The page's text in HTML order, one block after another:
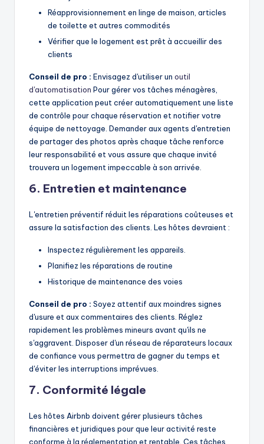
Réapprovisionnement en linge de maison, articles
de toilette et autres commodités
Vérifier que le logement est prêt à accueillir des
clients
Conseil de pro : Envisagez d'utiliser un outil
d'automatisation Pour gérer vos tâches ménagères,
cette application peut créer automatiquement une liste
de contrôle pour chaque réservation et notifier votre
équipe de nettoyage. Demander aux agents d'entretien
de partager des photos après chaque tâche renforce
leur responsabilité et vous assure que chaque invité
trouvera un logement impeccable à son arrivée.
6. Entretien et maintenance
L'entretien préventif réduit les réparations coûteuses et
assure la satisfaction des clients. Les hôtes devraient :
Inspectez régulièrement les appareils.
Planifiez les réparations de routine
Historique de maintenance des voies
Conseil de pro : Soyez attentif aux moindres signes
d'usure et aux commentaires des clients. Réglez
rapidement les problèmes mineurs avant qu'ils ne
s'aggravent. Disposer d'un réseau de réparateurs locaux
de confiance vous permettra de gagner du temps et
d'éviter les interruptions imprévues.
7. Conformité légale
Les hôtes Airbnb doivent gérer plusieurs tâches
financières et juridiques pour que leur activité reste
conforme à la réglementation et rentable. Ces tâches